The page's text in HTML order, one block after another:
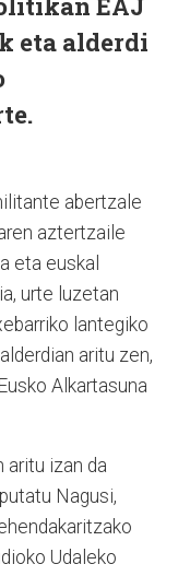
eta alderdi
abertzale
aztertzaile
eta euskal
urte luzetan
lantegiko
aritu zen,
Alkartasuna
aritu izan da
Nagusi,
Udaleko